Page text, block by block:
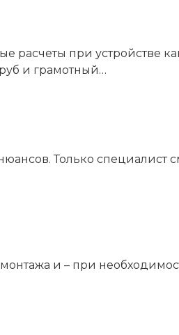
при устройстве
и грамотный…
Только специалист
и – при